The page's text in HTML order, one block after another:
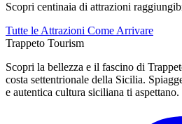
Scopri centinaia di attrazioni
Tutte le Attrazioni Come Arrivare
Trappeto Tourism
Scopri la bellezza e il fascino di
costa settentrionale della Sicilia.
e autentica cultura siciliana ti aspettano.